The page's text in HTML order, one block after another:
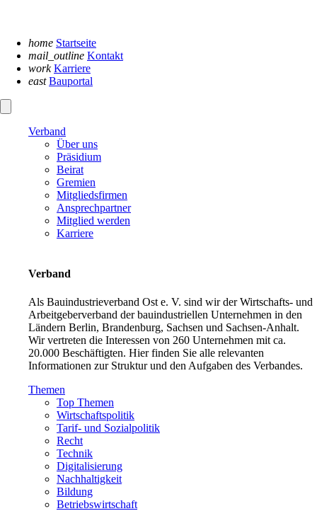
home Startseite
mail_outline Kontakt
work Karriere
east Bauportal
Verband
Über uns
Präsidium
Beirat
Gremien
Mitgliedsfirmen
Ansprechpartner
Mitglied werden
Karriere
Verband
Als Bauindustrieverband Ost e. V. sind wir der Wirtschafts- und
Arbeitgeberverband der bauindustriellen Unternehmen in den
Ländern Berlin, Brandenburg, Sachsen und Sachsen-Anhalt.
Wir vertreten die Interessen von 260 Unternehmen mit ca.
20.000 Beschäftigten. Hier finden Sie alle relevanten
Informationen zur Struktur und den Aufgaben des Verbandes.
Themen
Top Themen
Wirtschaftspolitik
Tarif- und Sozialpolitik
Recht
Technik
Digitalisierung
Nachhaltigkeit
Bildung
Betriebswirtschaft